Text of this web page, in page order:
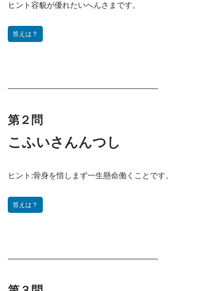
ヒント 容貌が優れたいへんさまです。
答えは？
———————————————————-
第２問
こふいさんんつし
ヒント:骨身を惜しまず一生懸命働くことです。
答えは？
———————————————————-